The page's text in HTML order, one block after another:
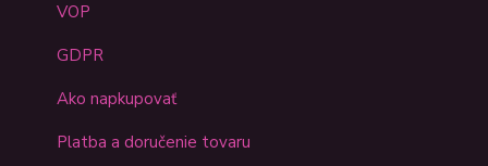
VOP
GDPR
Ako napkupovať
Platba a doručenie tovaru